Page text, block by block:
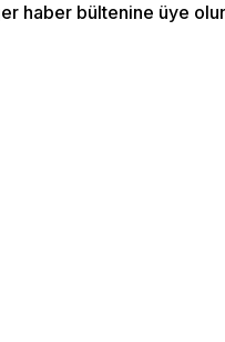
haber bültenine üye